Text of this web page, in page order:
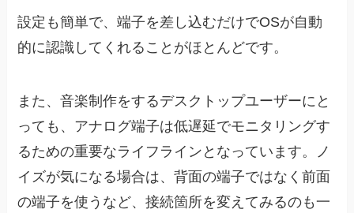
設定も簡単で、端子を差し込むだけでOSが自動
的に認識してくれることがほとんどです。
また、音楽制作をするデスクトップユーザーにと
っても、アナログ端子は低遅延でモニタリングす
るための重要なライフラインとなっています。ノ
イズが気になる場合は、背面の端子ではなく前面
の端子を使うなど、接続箇所を変えてみるのも一